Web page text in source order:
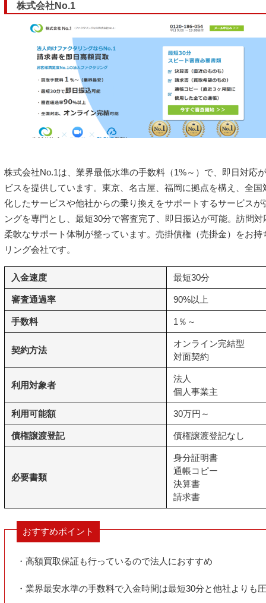
株式会社No.1
株式会社No.1は、業界最低水準の手数料（1%～）で、即日対応
ビスを提供しています。東京、名古屋、福岡に拠点を構え、全
化したサービスや他社からの乗り換えをサポートするサービス
ングを専門とし、最短30分で審査完了、即日振込が可能。訪問
柔軟なサポート体制が整っています。売掛債権（売掛金）をお
リング会社です。
入金速度 最短30分
審査通過率 90%以上
手数料 1％～
契約方法
オンライン完結型
対面契約
利用対象者
法人
個人事業主
利用可能額 30万円～
債権譲渡登記 債権譲渡登記なし
必要書類
身分証明書
通帳コピー
決算書
請求書
おすすめポイント
・高額買取保証も行っているので法人におすすめ
・業界最安水準の手数料で入金時間は最短30分と他社よりも